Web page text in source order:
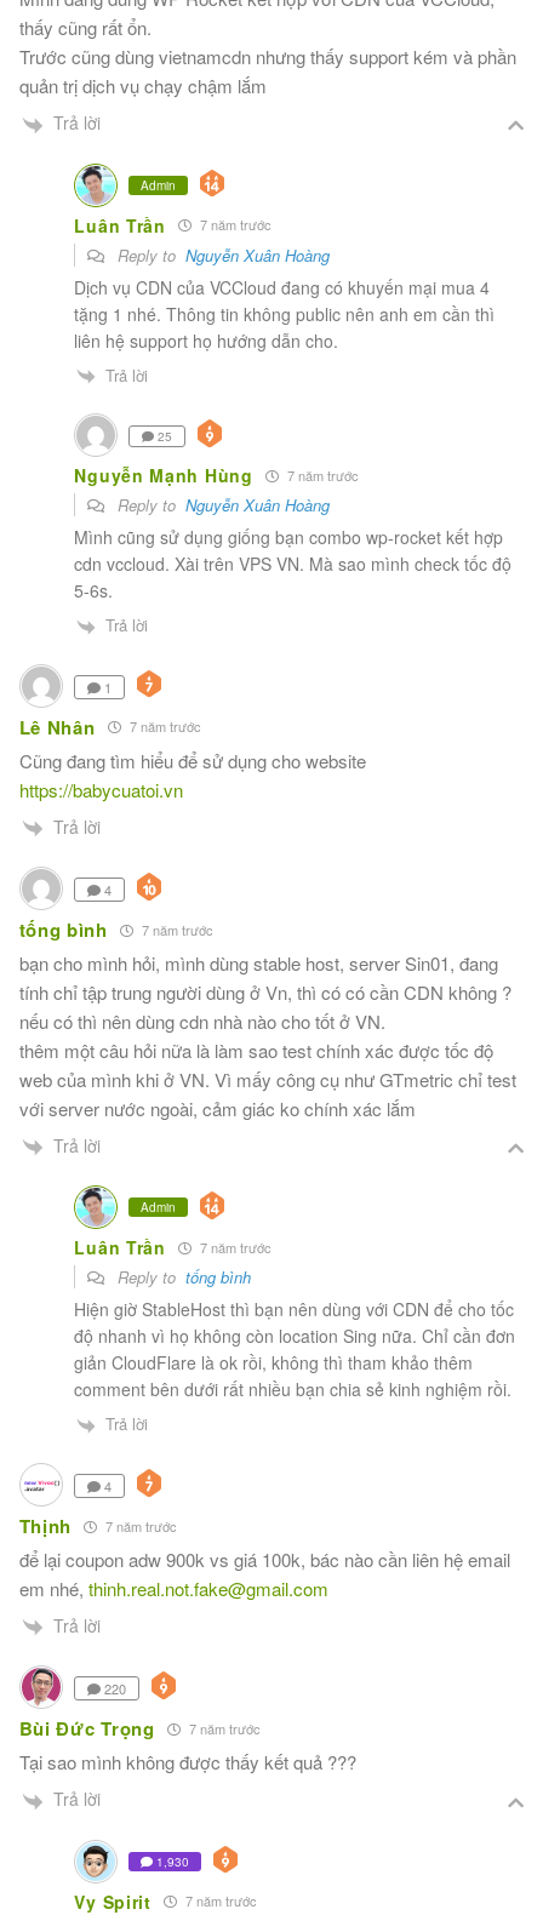
thấy cũng rất ổn.
Trước cũng dùng vietnamcdn nhưng thấy support kém và phần
quản trị dịch vụ chạy chậm lắm
Trả lời
Admin
Luân Trần 7 năm trước
Reply toNguyễn Xuân Hoàng
Dịch vụ CDN của VCCloud đang có khuyến mại mua 4
tặng 1 nhé. Thông tin không public nên anh em cần thì
liên hệ support họ hướng dẫn cho.
Trả lời
25
Nguyễn Mạnh Hùng 7 năm trước
Reply toNguyễn Xuân Hoàng
Mình cũng sử dụng giống bạn combo wp-rocket kết hợp
cdn vccloud. Xài trên VPS VN. Mà sao mình check tốc độ
5-6s.
Trả lời
1
Lê Nhân 7 năm trước
Cũng đang tìm hiểu để sử dụng cho website
https://babycuatoi.vn
Trả lời
4
tống bình 7 năm trước
bạn cho mình hỏi, mình dùng stable host, server Sin01, đang
tính chỉ tập trung người dùng ở Vn, thì có có cần CDN không ?
nếu có thì nên dùng cdn nhà nào cho tốt ở VN.
thêm một câu hỏi nữa là làm sao test chính xác được tốc độ
web của mình khi ở VN. Vì mấy công cụ như GTmetric chỉ test
với server nước ngoài, cảm giác ko chính xác lắm
Trả lời
Admin
Luân Trần 7 năm trước
Reply totống bình
Hiện giờ StableHost thì bạn nên dùng với CDN để cho tốc
độ nhanh vì họ không còn location Sing nữa. Chỉ cần đơn
giản CloudFlare là ok rồi, không thì tham khảo thêm
comment bên dưới rất nhiều bạn chia sẻ kinh nghiệm rồi.
Trả lời
4
Thịnh 7 năm trước
để lại coupon adw 900k vs giá 100k, bác nào cần liên hệ email
em nhé, thinh.real.not.fake@gmail.com
Trả lời
220
Bùi Đức Trọng 7 năm trước
Tại sao mình không được thấy kết quả ???
Trả lời
1,930
Vy Spirit 7 năm trước